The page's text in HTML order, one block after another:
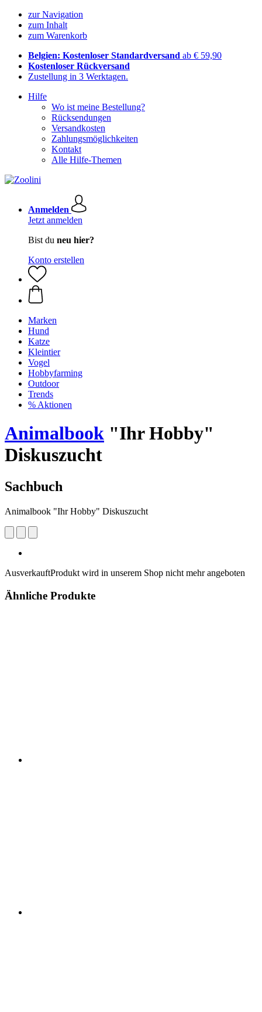
zur Navigation
zum Inhalt
zum Warenkorb
Belgien: Kostenloser Standardversand ab € 59,90
Kostenloser Rückversand
Zustellung in 3 Werktagen.
Hilfe
Wo ist meine Bestellung?
Rücksendungen
Versandkosten
Zahlungsmöglichkeiten
Kontakt
Alle Hilfe-Themen
Anmelden
Jetzt anmelden
Bist du neu hier?
Konto erstellen
Marken
Hund
Katze
Kleintier
Vogel
Hobbyfarming
Outdoor
Trends
% Aktionen
Animalbook "Ihr Hobby"
Diskuszucht
Sachbuch
Animalbook "Ihr Hobby" Diskuszucht
AusverkauftProdukt wird in unserem Shop nicht mehr angeboten
Ähnliche Produkte